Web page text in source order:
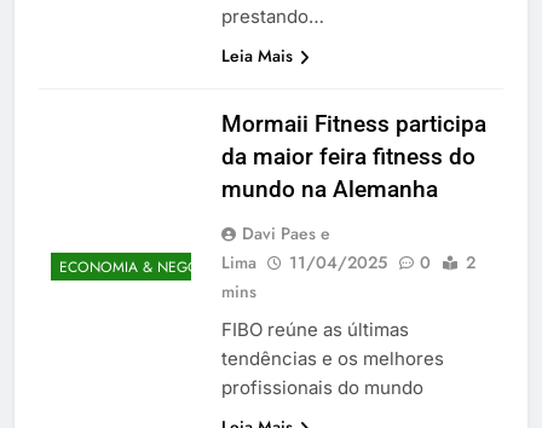
prestando…
Leia Mais
ECONOMIA & NEGÓCIOS
Mormaii Fitness participa
da maior feira fitness do
mundo na Alemanha
Davi Paes e
Lima
11/04/2025 0
2
mins
FIBO reúne as últimas
tendências e os melhores
profissionais do mundo